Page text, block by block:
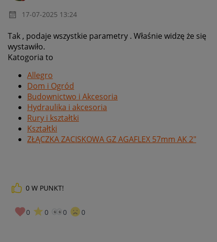
‎17-07-2025 13:24
Tak , podaje wszystkie parametry . Właśnie widzę że się
wystawiło.
Katogoria to
Allegro
Dom i Ogród
Budownictwo i Akcesoria
Hydraulika i akcesoria
Rury i kształtki
Kształtki
ZŁĄCZKA ZACISKOWA GZ AGAFLEX 57mm AK 2"
0 W PUNKT!
0 0 0 0